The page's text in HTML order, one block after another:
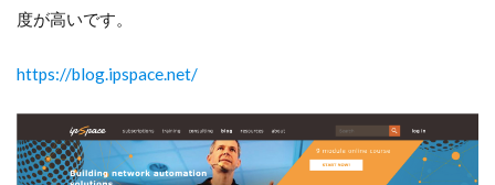
度が高いです。
https://blog.ipspace.net/